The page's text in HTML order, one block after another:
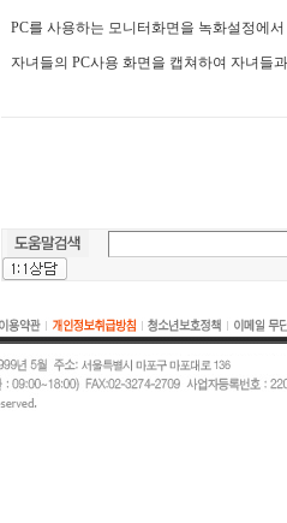
PC를 사용하는 모니터화면을 녹화설정에
자녀들의 PC사용 화면을 캡쳐하여 자녀들